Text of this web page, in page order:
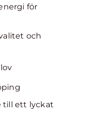
för
och
till ett lyckat